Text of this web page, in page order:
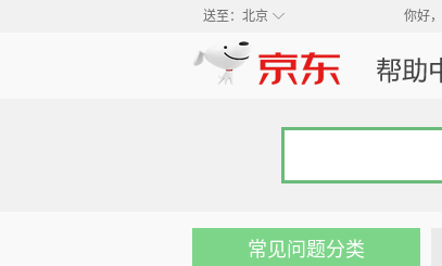
◇
送至： 北京 你好，
常见问题分类